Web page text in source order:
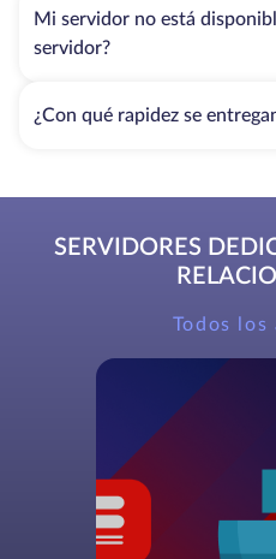
Mi servidor no está
servidor?
¿Con qué rapidez se
SERVIDORES
Todos